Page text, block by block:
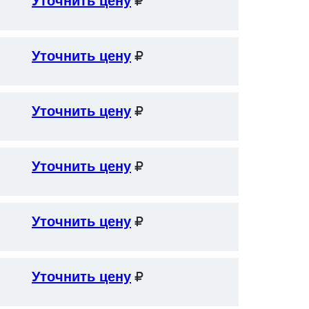
Уточнить цену
Уточнить цену
Уточнить цену
Уточнить цену
Уточнить цену